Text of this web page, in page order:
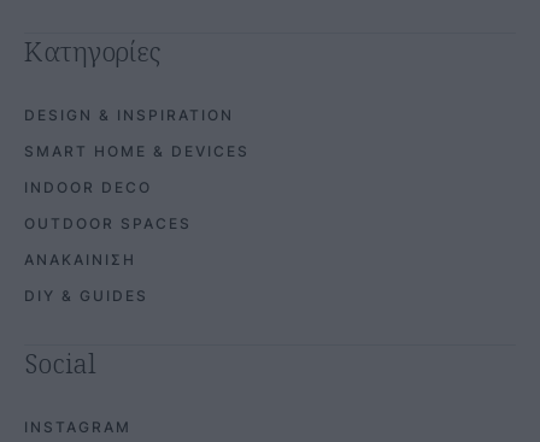
Κατηγορίες
DESIGN & INSPIRATION
SMART HOME & DEVICES
INDOOR DECO
OUTDOOR SPACES
ΑΝΑΚΑΙΝΙΣΗ
DIY & GUIDES
Social
INSTAGRAM